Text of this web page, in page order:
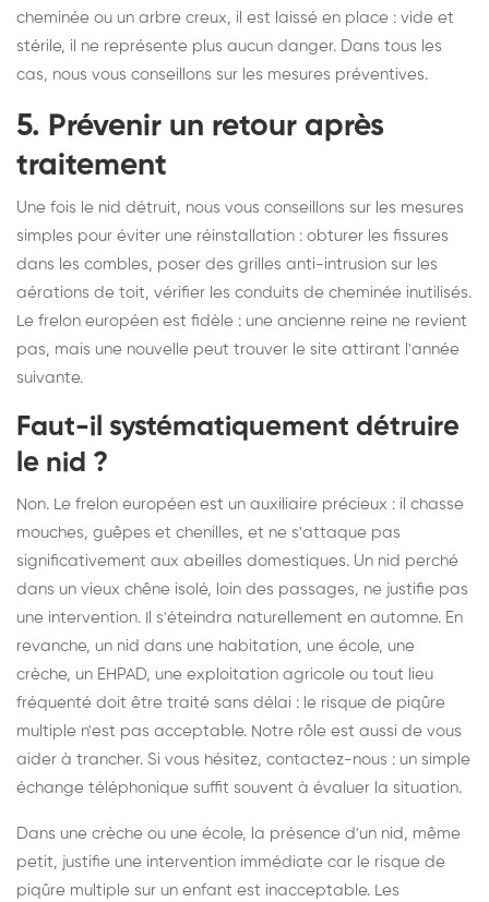
cheminée ou un arbre creux, il est laissé en place : vide et
stérile, il ne représente plus aucun danger. Dans tous les
cas, nous vous conseillons sur les mesures préventives.
5. Prévenir un retour après
traitement
Une fois le nid détruit, nous vous conseillons sur les mesures
simples pour éviter une réinstallation : obturer les fissures
dans les combles, poser des grilles anti-intrusion sur les
aérations de toit, vérifier les conduits de cheminée inutilisés.
Le frelon européen est fidèle : une ancienne reine ne revient
pas, mais une nouvelle peut trouver le site attirant l'année
suivante.
Faut-il systématiquement détruire
le nid ?
Non. Le frelon européen est un auxiliaire précieux : il chasse
mouches, guêpes et chenilles, et ne s'attaque pas
significativement aux abeilles domestiques. Un nid perché
dans un vieux chêne isolé, loin des passages, ne justifie pas
une intervention. Il s'éteindra naturellement en automne. En
revanche, un nid dans une habitation, une école, une
crèche, un EHPAD, une exploitation agricole ou tout lieu
fréquenté doit être traité sans délai : le risque de piqûre
multiple n'est pas acceptable. Notre rôle est aussi de vous
aider à trancher. Si vous hésitez, contactez-nous : un simple
échange téléphonique suffit souvent à évaluer la situation.
Dans une crèche ou une école, la présence d'un nid, même
petit, justifie une intervention immédiate car le risque de
piqûre multiple sur un enfant est inacceptable. Les